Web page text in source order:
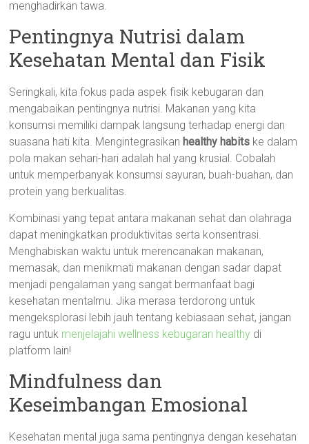
menghadirkan tawa.
Pentingnya Nutrisi dalam
Kesehatan Mental dan Fisik
Seringkali, kita fokus pada aspek fisik kebugaran dan
mengabaikan pentingnya nutrisi. Makanan yang kita
konsumsi memiliki dampak langsung terhadap energi dan
suasana hati kita. Mengintegrasikan healthy habits ke dalam
pola makan sehari-hari adalah hal yang krusial. Cobalah
untuk memperbanyak konsumsi sayuran, buah-buahan, dan
protein yang berkualitas.
Kombinasi yang tepat antara makanan sehat dan olahraga
dapat meningkatkan produktivitas serta konsentrasi.
Menghabiskan waktu untuk merencanakan makanan,
memasak, dan menikmati makanan dengan sadar dapat
menjadi pengalaman yang sangat bermanfaat bagi
kesehatan mentalmu. Jika merasa terdorong untuk
mengeksplorasi lebih jauh tentang kebiasaan sehat, jangan
ragu untuk menjelajahi wellness kebugaran healthy di
platform lain!
Mindfulness dan
Keseimbangan Emosional
Kesehatan mental juga sama pentingnya dengan kesehatan